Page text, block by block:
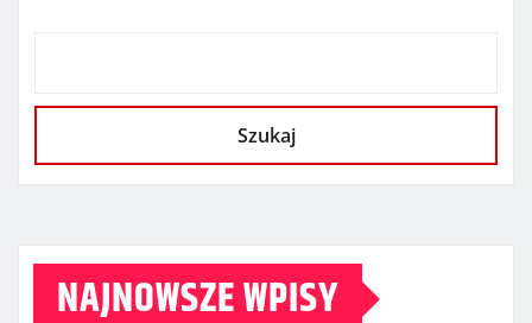
Szukaj
NAJNOWSZE WPISY